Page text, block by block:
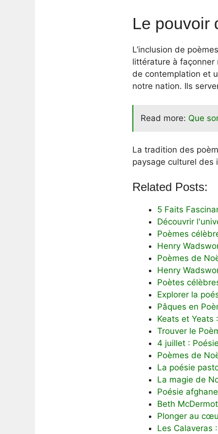
Le pouvoir
L’inclusion de
littérature à façonner
de contemplation et
notre nation. Ils
Read more: Que
La tradition des
paysage culturel des
Related Posts:
5 Faits
Découvrir
Poèmes
Henry
Poèmes de
Henry
Poètes
Explorer la
Pâques en
Keats et Yeats
Trouver le
4 juillet :
Poèmes de
La poésie
La magie de
Poésie
Beth
Plonger au
Les Calaveras